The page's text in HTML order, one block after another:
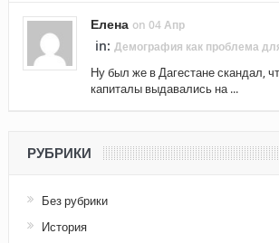
Елена on 04 Апр
in: Демография как проблема
Ну был же в Дагестане скандал,
капиталы выдавались на ...
РУБРИКИ
Без рубрики
История